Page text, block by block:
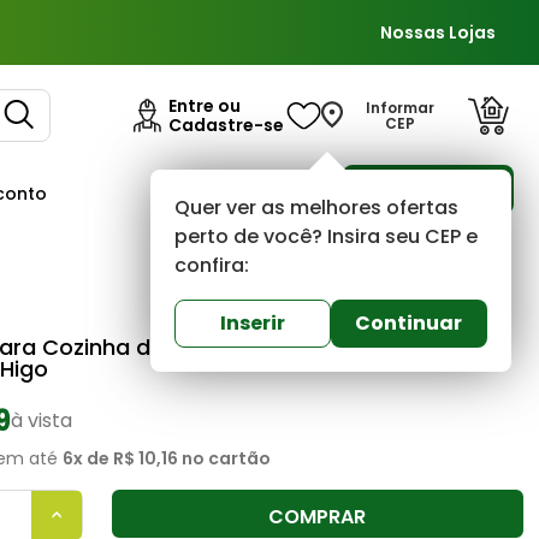
Nossas Lojas
Entre ou
Cadastre-se
Informar
CEP
Quer ver as melhores ofertas
perto de você? Insira seu CEP e
confira:
Inserir Continuar
Higo 0 (0)
Cozinha de Parede 18cm Lite 1158 C31 Abs
à vista
até 6x de R$ 10,16 no cartão
COMPRAR